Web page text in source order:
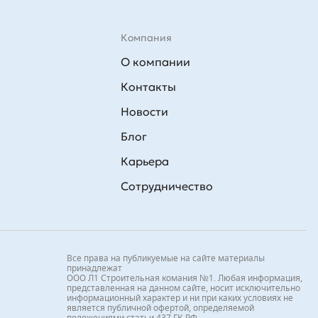
Компания
О компании
Контакты
Новости
Блог
Карьера
Сотрудничество
Все права на публикуемые на сайте материалы
принадлежат
ООО Л1 Строительная комания №1. Любая информация,
представленная на данном сайте, носит исключительно
информационный характер и ни при каких условиях не
является публичной офертой, определяемой